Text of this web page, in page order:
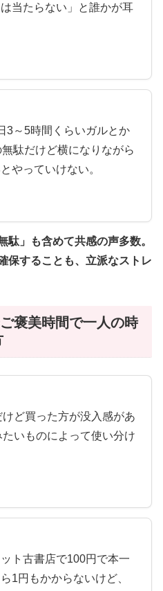
当たらない」と誰かが耳
3～5時間くらいガルとか
駄だけど横になりながら
やっていけない。
」も含めて共感の声多数。
保することも、立派なストレ
褒美時間で一人の時
ど買った方が没入感があ
いものによって使い分け
ト古書店で100円で本一
1円もかからないけど、